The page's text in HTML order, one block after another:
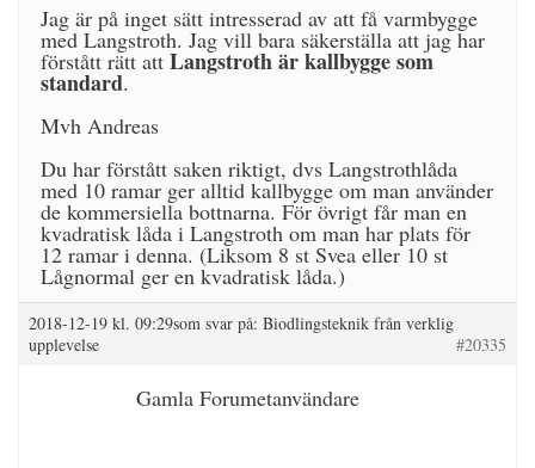
Jag är på inget sätt intresserad av att få varmbygge
med Langstroth. Jag vill bara säkerställa att jag har
förstått rätt att Langstroth är kallbygge som
standard.
Mvh Andreas
Du har förstått saken riktigt, dvs Langstrothlåda
med 10 ramar ger alltid kallbygge om man använder
de kommersiella bottnarna. För övrigt får man en
kvadratisk låda i Langstroth om man har plats för
12 ramar i denna. (Liksom 8 st Svea eller 10 st
Lågnormal ger en kvadratisk låda.)
2018-12-19 kl. 09:29som svar på: Biodlingsteknik från verklig
upplevelse
#20335
Gamla Forumetanvändare